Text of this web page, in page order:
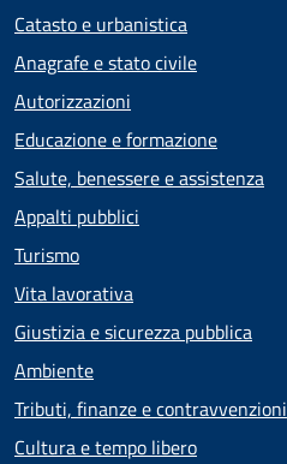
Catasto e urbanistica
Anagrafe e stato civile
Autorizzazioni
Educazione e formazione
Salute, benessere e assistenza
Appalti pubblici
Turismo
Vita lavorativa
Giustizia e sicurezza pubblica
Ambiente
Tributi, finanze e contravvenzioni
Cultura e tempo libero